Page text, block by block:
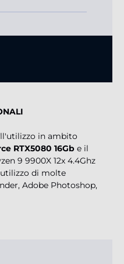
in ambito
RTX5080 16Gb e il
9 9900X 12x 4.4Ghz
di molte
Adobe Photoshop,